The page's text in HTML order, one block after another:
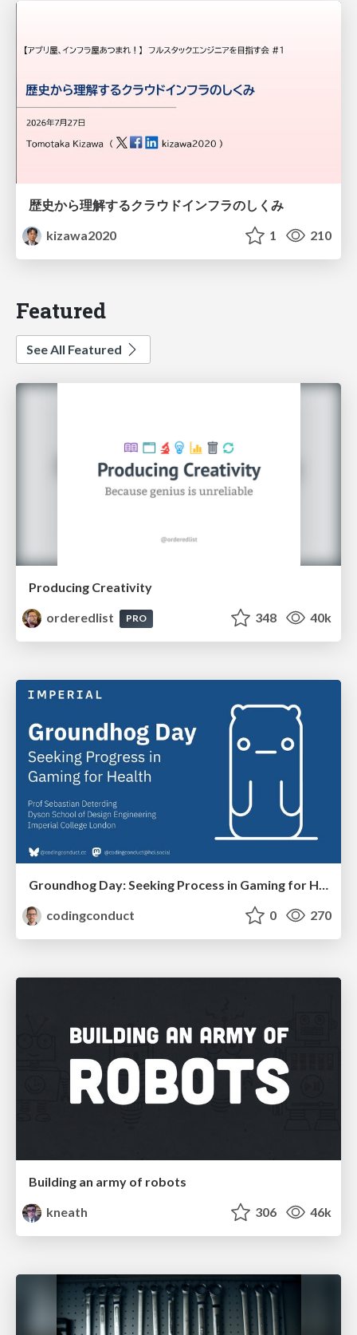
歴史から理解するクラウドインフラのしくみ
kizawa2020
1 210
Featured
See All Featured
Producing Creativity
orderedlist
PRO 348 40k
Groundhog Day: Seeking Process in Gaming for Health
codingconduct
0 270
Building an army of robots
kneath
306 46k